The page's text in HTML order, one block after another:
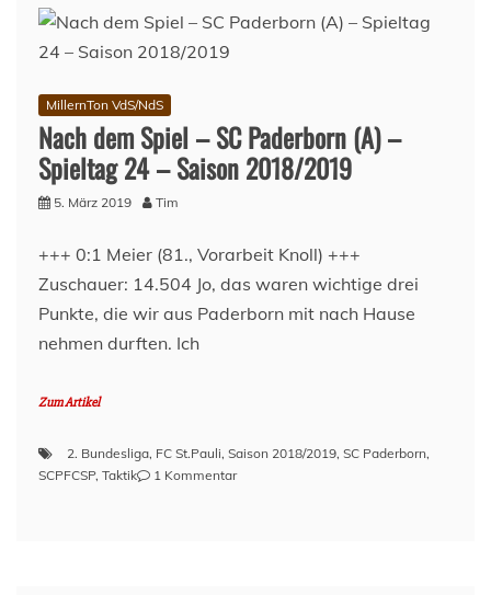
Paderborn
(8.
Spieltag,
MillernTon VdS/NdS
Nach dem Spiel – SC Paderborn (A) –
Spieltag 24 – Saison 2018/2019
5. März 2019 Tim
+++ 0:1 Meier (81., Vorarbeit Knoll) +++
Zuschauer: 14.504 Jo, das waren wichtige drei
Punkte, die wir aus Paderborn mit nach Hause
nehmen durften. Ich
Zum Artikel
2. Bundesliga, FC St.Pauli, Saison 2018/2019, SC Paderborn,
SCPFCSP, Taktik 1 Kommentarzu